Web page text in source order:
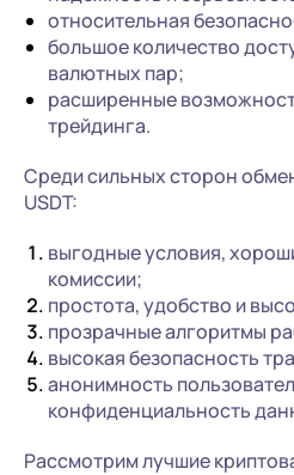
относительная
большое количество
валютных пар;
расширенные
трейдинга.
Среди сильных сторон
USDT:
выгодные условия,
комиссии;
простота, удобство и
прозрачные алгоритмы
высокая безопасность
анонимность
конфиденциальность
Рассмотрим лучшие